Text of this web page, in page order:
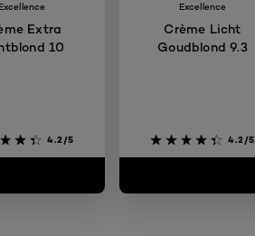
Extra
10
4.2/5
Excellence
Crème Licht
Goudblond 9.3
4.2/5